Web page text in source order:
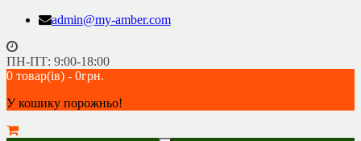
admin@my-amber.com
ПН-ПТ: 9:00-18:00
0 товар(ів) - 0грн.
У кошику порожньо!